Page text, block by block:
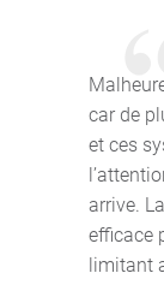
car de
et ces
arrive.
efficace
limitant